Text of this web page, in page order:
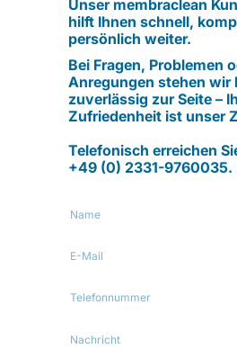
Unser membraclean
hilft Ihnen schnell,
persönlich weiter.
Bei Fragen, Problemen
Anregungen stehen wir
zuverlässig zur Seite –
Zufriedenheit ist unser
Telefonisch erreichen
+49 (0) 2331-9760035.
Name
E-
Telefonnummer
Nachricht